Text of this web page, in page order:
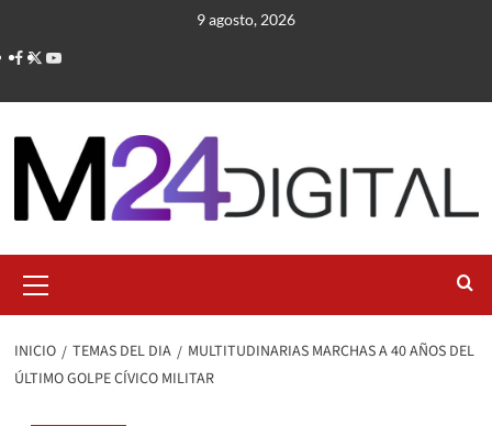
contenido
9 agosto, 2026
primario
INICIO TEMAS DEL DIA
MULTITUDINARIAS MARCHAS A 40 AÑOS DEL
ÚLTIMO GOLPE CÍVICO MILITAR